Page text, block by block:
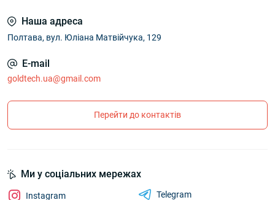
Наша адреса
Полтава, вул. Юліана Матвійчука, 129
E-mail
goldtech.ua@gmail.com
Перейти до контактів
Ми у соціальних мережах
Instagram
Telegram